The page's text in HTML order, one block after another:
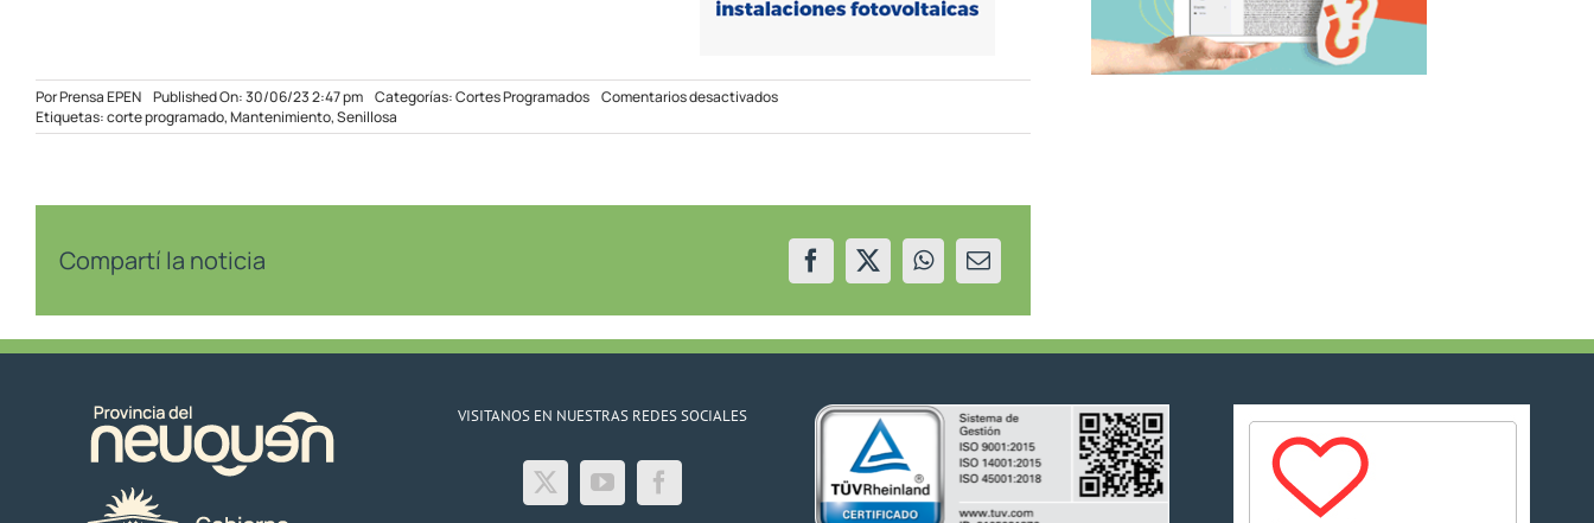
PorPrensa EPEN Published On: 30/06/23 2:47 pm Categorías:Cortes Programados Comentarios desactivadosen
programado
Etiquetas:corte programado,Mantenimiento,Senillosa
Compartí la noticia
VISITANOS EN NUESTRAS REDES SOCIALES